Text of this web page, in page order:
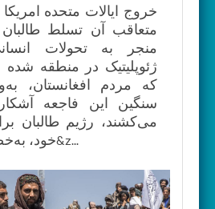
خروج ایالات متحده امریکا
متعاقب آن تسلط
منجر به تحولات
ژئوپلیتیک در منطقه
که مردم افغانستان،
سنگین این فاجعه
می‌کشند، رژیم طالبان
خود، به‌خصوص در ولایت&z...